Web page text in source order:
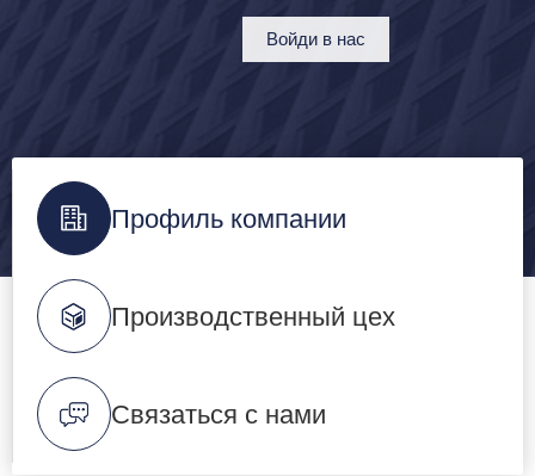
Войди в нас
Профиль компании
Производственный цех
Связаться с нами